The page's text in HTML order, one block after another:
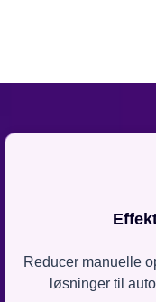
Reducer manuelle
løsninger til